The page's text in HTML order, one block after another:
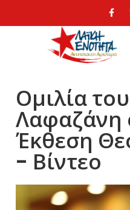
Ομιλία
Λαφαζάνη
Έκθεση
- Βίντεο